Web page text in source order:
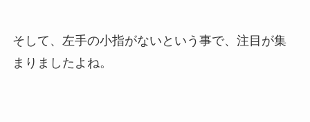
そして、左手の小指がないという事で、注目が集
まりましたよね。